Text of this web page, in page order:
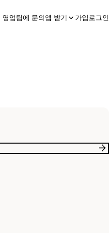
영업팀에 문의앱 받기 가입 로그인